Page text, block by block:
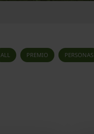
ALL PREMIO PERSONAS